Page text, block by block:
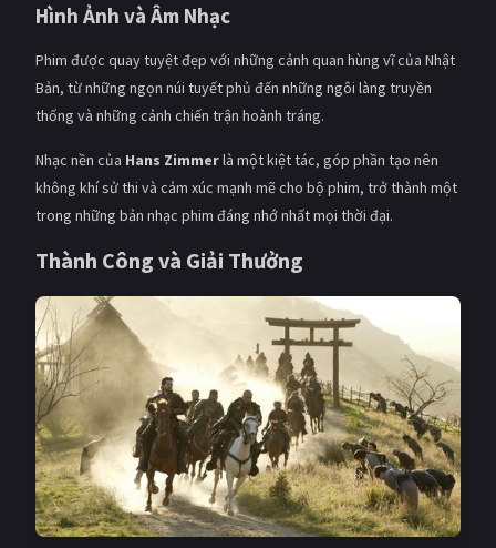
Hình Ảnh và Âm Nhạc
Phim được quay tuyệt đẹp với những cảnh quan hùng vĩ của Nhật
Bản, từ những ngọn núi tuyết phủ đến những ngôi làng truyền
thống và những cảnh chiến trận hoành tráng.
Nhạc nền của Hans Zimmerlà một kiệt tác, góp phần tạo nên
không khí sử thi và cảm xúc mạnh mẽ cho bộ phim, trở thành một
trong những bản nhạc phim đáng nhớ nhất mọi thời đại.
Thành Công và Giải Thưởng